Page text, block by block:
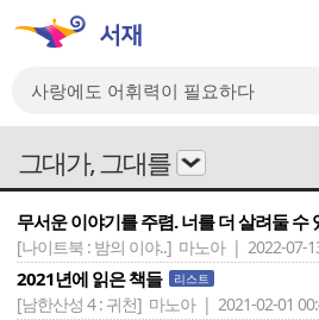
그대가, 그대를
무서운 이야기를 주렴. 너를 더 살려둘 수
[나이트북 : 밤의 이야..] 마노아 | 2022-07-
2021년에 읽은 책들 리스트
[남한산성 4 : 귀천] 마노아 | 2021-02-01